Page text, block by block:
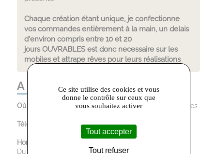
Chaque création étant unique, je confectionne
vos commandes entièrement à la main, un delais
d'environ compris entre 10 et 20
jours OUVRABLES est donc necessaire sur les
mobiles et attrape rêves pour leurs réalisations
A LA FOLIE ! :
Où trouver le magasin :3 rue Victor Hugo, 81100 Castres
Téléphone : 06.87.06.68.78
Horaires d’ouverture :
Du Mardi au Vendredi : 10:00 - 12:30 / 13:30 - 18:30
Ce site utilise des cookies et vous
donne le contrôle sur ceux que
vous souhaitez activer
Tout accepter
Tout refuser